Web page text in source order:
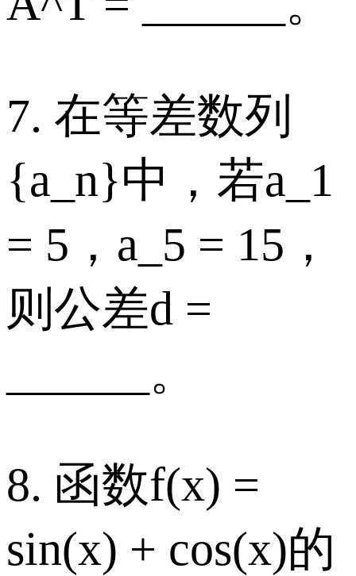
7. 在等差数列
{a_n}中，若a_1
= 5，a_5 = 15，
则公差d =
______。
8. 函数f(x) =
sin(x) + cos(x)的